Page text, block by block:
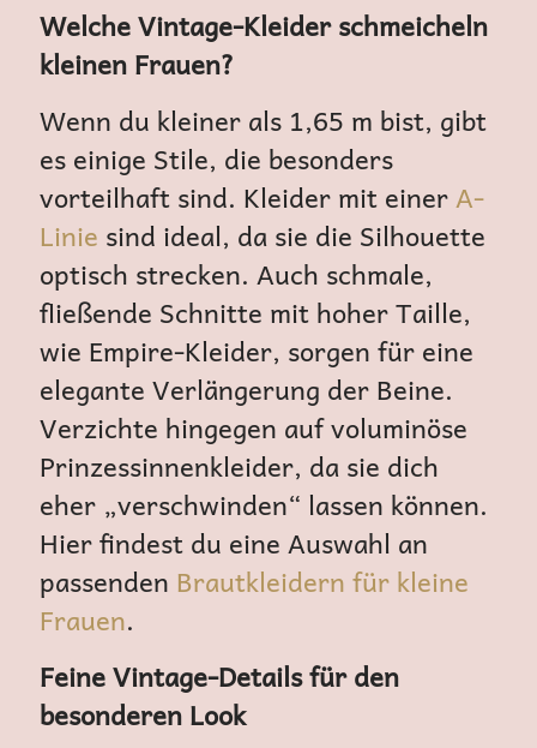
Welche Vintage-Kleider schmeicheln
kleinen Frauen?
Wenn du kleiner als 1,65 m bist, gibt
es einige Stile, die besonders
vorteilhaft sind. Kleider mit einerA-
Linie sind ideal, da sie die Silhouette
optisch strecken. Auch schmale,
fließende Schnitte mit hoher Taille,
wie Empire-Kleider, sorgen für eine
elegante Verlängerung der Beine.
Verzichte hingegen auf voluminöse
Prinzessinnenkleider, da sie dich
eher „verschwinden“ lassen können.
Hier findest du eine Auswahl an
passenden Brautkleidern für kleine
Frauen.
Feine Vintage-Details für den
besonderen Look